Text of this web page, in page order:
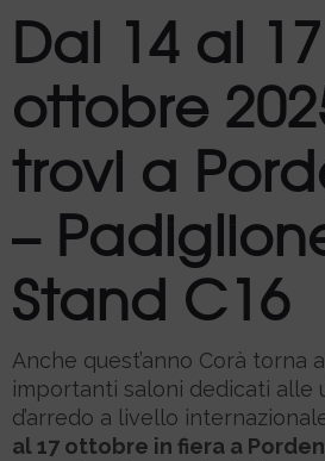
Dal 14 al 17
ottobre
trovi a
–
Stand C16
Anche quest’anno Corà torna a
importanti saloni dedicati alle
d’arredo a livello
al 17 ottobre in fiera a